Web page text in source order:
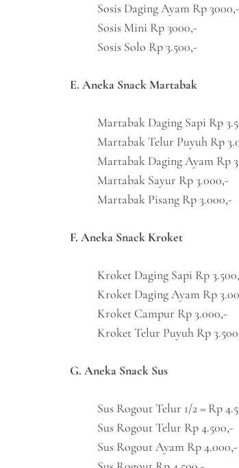
Sosis Daging Ayam Rp 3000,-
Sosis Mini Rp 3000,-
Sosis Solo Rp 3.500,-
E. Aneka Snack Martabak
Martabak Daging Sapi Rp
Martabak Telur Puyuh Rp
Martabak Daging Ayam Rp
Martabak Sayur Rp 3.000,-
Martabak Pisang Rp 3.000,-
F. Aneka Snack Kroket
Kroket Daging Sapi Rp
Kroket Daging Ayam Rp
Kroket Campur Rp 3.000,-
Kroket Telur Puyuh Rp
G. Aneka Snack Sus
Sus Rogout Telur 1/2 = Rp
Sus Rogout Telur Rp 4.500,-
Sus Rogout Ayam Rp 4.000,-